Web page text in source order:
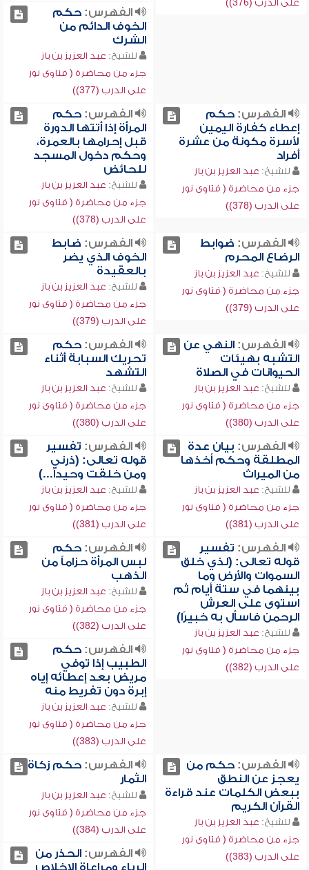
على الدرب (376))
الفهرس:حكم
الخوف الدائم من
الشرك
للشيخ: عبد العزيز بن باز
جزء من محاضرة ( فتاوى نور
على الدرب (377))
الفهرس:حكم
إعطاء كفارة اليمين
لأسرة مكونة من عشرة
أفراد
للشيخ: عبد العزيز بن باز
جزء من محاضرة ( فتاوى نور
على الدرب (378))
الفهرس:حكم
المرأة إذا أتتها الدورة
قبل إحرامها بالعمرة،
وحكم دخول المسجد
للحائض
للشيخ: عبد العزيز بن باز
جزء من محاضرة ( فتاوى نور
على الدرب (378))
الفهرس: ضوابط
الرضاع المحرم
للشيخ: عبد العزيز بن باز
جزء من محاضرة ( فتاوى نور
على الدرب (379))
الفهرس: ضابط
الخوف الذي يضر
بالعقيدة
للشيخ: عبد العزيز بن باز
جزء من محاضرة ( فتاوى نور
على الدرب (379))
الفهرس:النهي عن
التشبه بهيئات
الحيوانات في الصلاة
للشيخ: عبد العزيز بن باز
جزء من محاضرة ( فتاوى نور
على الدرب (380))
الفهرس:حكم
تحريك السبابة أثناء
التشهد
للشيخ: عبد العزيز بن باز
جزء من محاضرة ( فتاوى نور
على الدرب (380))
الفهرس: بيان عدة
المطلقة وحكم أخذها
من الميراث
للشيخ: عبد العزيز بن باز
جزء من محاضرة ( فتاوى نور
على الدرب (381))
الفهرس: تفسير
قوله تعالى: (ذرني
ومن خلقت وحيداً...)
للشيخ: عبد العزيز بن باز
جزء من محاضرة ( فتاوى نور
على الدرب (381))
الفهرس: تفسير
قوله تعالى: (لذي خلق
السموات والأرض وما
بينهما في ستة أيام ثم
استوى على العرش
الرحمن فاسأل به خبيرًا)
للشيخ: عبد العزيز بن باز
جزء من محاضرة ( فتاوى نور
على الدرب (382))
الفهرس:حكم
لبس المرأة حزاماً من
الذهب
للشيخ: عبد العزيز بن باز
جزء من محاضرة ( فتاوى نور
على الدرب (382))
الفهرس:حكم
الطبيب إذا توفي
مريض بعد إعطائه إياه
إبرة دون تفريط منه
للشيخ: عبد العزيز بن باز
جزء من محاضرة ( فتاوى نور
على الدرب (383))
الفهرس:حكم من
يعجز عن النطق
ببعض الكلمات عند قراءة
القرآن الكريم
للشيخ: عبد العزيز بن باز
جزء من محاضرة ( فتاوى نور
على الدرب (383))
الفهرس:حكم زكاة
الثمار
للشيخ: عبد العزيز بن باز
جزء من محاضرة ( فتاوى نور
على الدرب (384))
الفهرس:الحذر من
الرياء ومراعاة الإخلاص